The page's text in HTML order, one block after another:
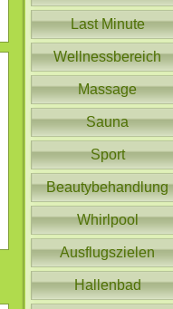
Last Minute
Wellnessbereich
Massage
Sauna
Sport
Beautybehandlung
Whirlpool
Ausflugszielen
Hallenbad